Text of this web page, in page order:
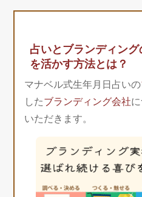
占いとブランディン
を活かす方法とは？
マナベル式生年月日占いの
したブランディング会社
いただきます。